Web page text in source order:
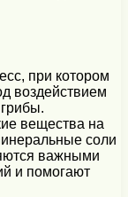
при котором
воздействием
вещества на
соли
важными
и помогают